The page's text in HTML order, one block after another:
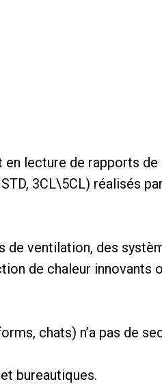
en lecture de rapports de
3CL\5CL) réalisés
ventilation, des
de chaleur innovants
chats) n’a pas de
bureautiques.